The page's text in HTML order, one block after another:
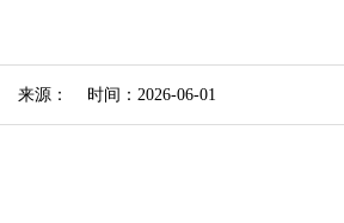
来源： 时间：2026-06-01